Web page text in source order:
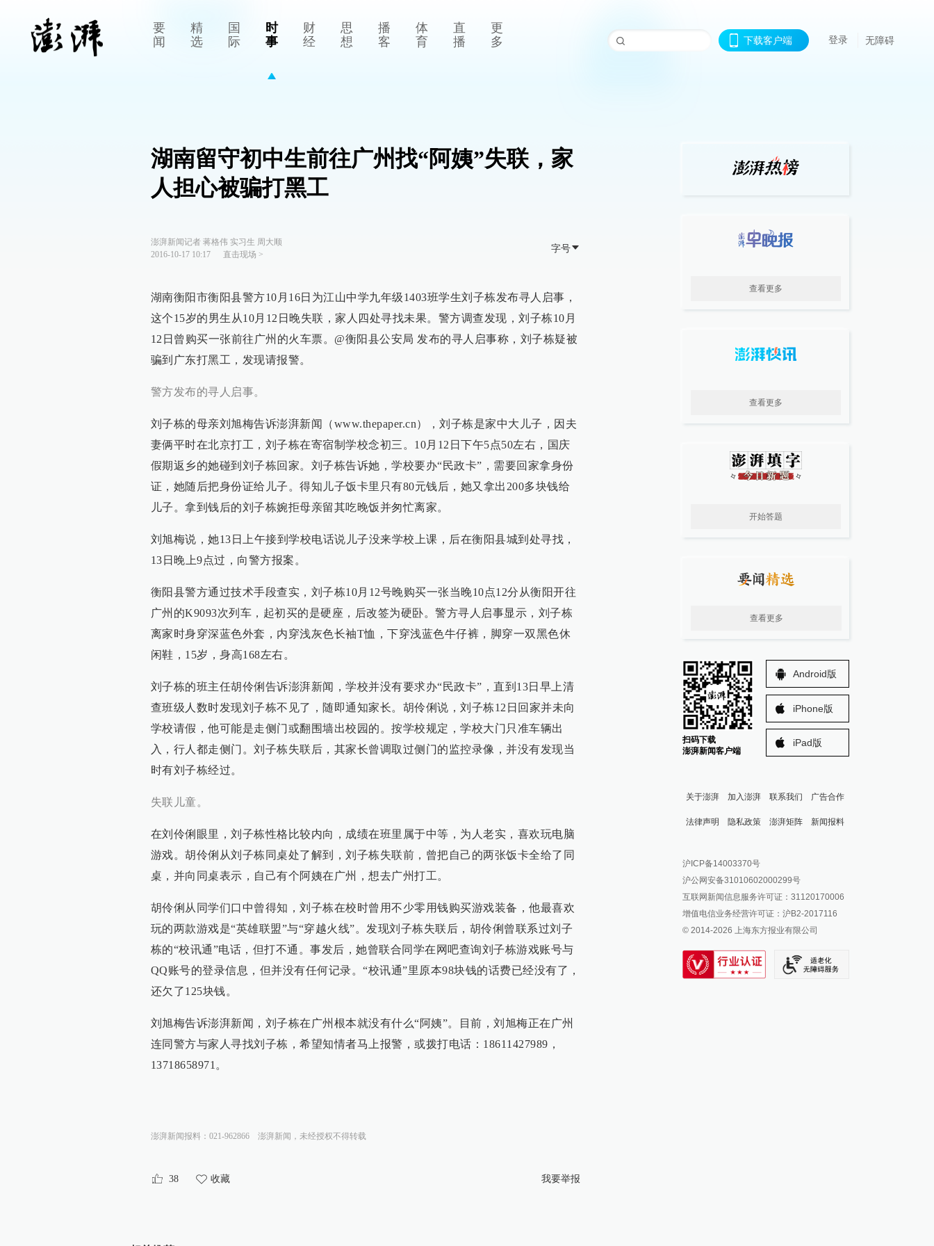
要
闻
精
选
国
际
时
事
财
经
思
想
播
客
体
育
直
播
更
多
下载客户端 登录 无障碍
湖南留守初中生前往广州找“阿姨”失联，家
人担心被骗打黑工
澎湃新闻记者 蒋格伟 实习生 周大顺
2016-10-17 10:17
直击现场 >
字号
湖南衡阳市衡阳县警方10月16日为江山中学九年级1403班学生刘子栋发布寻人启事，
这个15岁的男生从10月12日晚失联，家人四处寻找未果。警方调查发现，刘子栋10月
12日曾购买一张前往广州的火车票。@衡阳县公安局 发布的寻人启事称，刘子栋疑被
骗到广东打黑工，发现请报警。
警方发布的寻人启事。
刘子栋的母亲刘旭梅告诉澎湃新闻（www.thepaper.cn），刘子栋是家中大儿子，因夫
妻俩平时在北京打工，刘子栋在寄宿制学校念初三。10月12日下午5点50左右，国庆
假期返乡的她碰到刘子栋回家。刘子栋告诉她，学校要办“民政卡”，需要回家拿身份
证，她随后把身份证给儿子。得知儿子饭卡里只有80元钱后，她又拿出200多块钱给
儿子。拿到钱后的刘子栋婉拒母亲留其吃晚饭并匆忙离家。
刘旭梅说，她13日上午接到学校电话说儿子没来学校上课，后在衡阳县城到处寻找，
13日晚上9点过，向警方报案。
衡阳县警方通过技术手段查实，刘子栋10月12号晚购买一张当晚10点12分从衡阳开往
广州的K9093次列车，起初买的是硬座，后改签为硬卧。警方寻人启事显示，刘子栋
离家时身穿深蓝色外套，内穿浅灰色长袖T恤，下穿浅蓝色牛仔裤，脚穿一双黑色休
闲鞋，15岁，身高168左右。
刘子栋的班主任胡伶俐告诉澎湃新闻，学校并没有要求办“民政卡”，直到13日早上清
查班级人数时发现刘子栋不见了，随即通知家长。胡伶俐说，刘子栋12日回家并未向
学校请假，他可能是走侧门或翻围墙出校园的。按学校规定，学校大门只准车辆出
入，行人都走侧门。刘子栋失联后，其家长曾调取过侧门的监控录像，并没有发现当
时有刘子栋经过。
失联儿童。
在刘伶俐眼里，刘子栋性格比较内向，成绩在班里属于中等，为人老实，喜欢玩电脑
游戏。胡伶俐从刘子栋同桌处了解到，刘子栋失联前，曾把自己的两张饭卡全给了同
桌，并向同桌表示，自己有个阿姨在广州，想去广州打工。
胡伶俐从同学们口中曾得知，刘子栋在校时曾用不少零用钱购买游戏装备，他最喜欢
玩的两款游戏是“英雄联盟”与“穿越火线”。发现刘子栋失联后，胡伶俐曾联系过刘子
栋的“校讯通”电话，但打不通。事发后，她曾联合同学在网吧查询刘子栋游戏账号与
QQ账号的登录信息，但并没有任何记录。“校讯通”里原本98块钱的话费已经没有了，
还欠了125块钱。
刘旭梅告诉澎湃新闻，刘子栋在广州根本就没有什么“阿姨”。目前，刘旭梅正在广州
连同警方与家人寻找刘子栋，希望知情者马上报警，或拨打电话：18611427989，
13718658971。
澎湃新闻报料：021-962866 澎湃新闻，未经授权不得转载
38 收藏 我要举报
查看更多
查看更多
开始答题
查看更多
扫码下载
澎湃新闻客户端
Android版
iPhone版
iPad版
关于澎湃 加入澎湃 联系我们 广告合作
法律声明 隐私政策 澎湃矩阵
澎湃新闻公众号
澎湃新闻抖音号
派生万物开放平台
IP SHANGHAI
SIXTH TONE
新闻报料
报料邮箱: news@thepaper.cn
沪ICP备14003370号
沪公网安备31010602000299号
互联网新闻信息服务许可证：31120170006
增值电信业务经营许可证：沪B2-2017116
© 2014-2026 上海东方报业有限公司